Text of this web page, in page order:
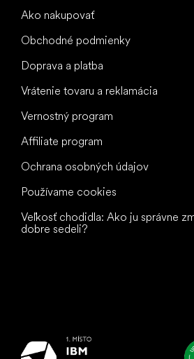
Ako nakupovať
Obchodné podmienky
Doprava a platba
Vrátenie tovaru a reklamácia
Vernostný program
Affiliate program
Ochrana osobných údajov
Používame cookies
Veľkosť chodidla: Ako ju správne
dobre sedeli?